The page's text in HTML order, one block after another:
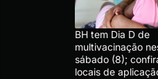
BH tem Dia D de
multivacinação
sábado (8);
locais de